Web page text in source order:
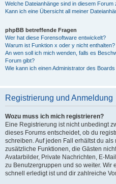
Welche Dateianhänge sind in diesem Forum
Kann ich eine Übersicht all meiner
phpBB betreffende Fragen
Wer hat diese Forensoftware entwickelt?
Warum ist Funktion x oder y nicht enthalten?
An wen soll ich mich wenden, falls es
Forum gibt?
Wie kann ich einen Administrator des
Registrierung und Anmeldung
Wozu muss ich mich registrieren?
Eine Registrierung ist nicht unbedingt
dieses Forums entscheidet, ob du
schreiben. Auf jeden Fall erhältst du
zusätzliche Funktionen, die Gästen
Avatarbilder, Private Nachrichten, E-
zu Benutzergruppen und so weiter. Wir
schnell erledigt ist und dir zahlreiche